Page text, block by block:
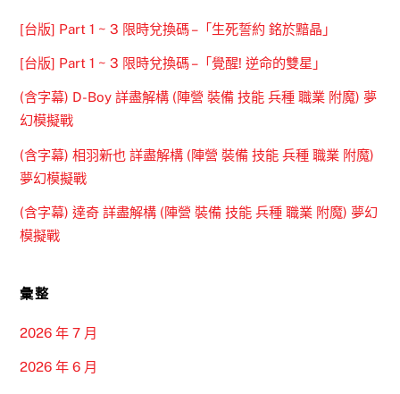
[台版] Part 1 ~ 3 限時兌換碼 –「生死誓約 銘於黯晶」
[台版] Part 1 ~ 3 限時兌換碼 –「覺醒! 逆命的雙星」
(含字幕) D-Boy 詳盡解構 (陣營 裝備 技能 兵種 職業 附魔) 夢
幻模擬戰
(含字幕) 相羽新也 詳盡解構 (陣營 裝備 技能 兵種 職業 附魔)
夢幻模擬戰
(含字幕) 達奇 詳盡解構 (陣營 裝備 技能 兵種 職業 附魔) 夢幻
模擬戰
彙整
2026 年 7 月
2026 年 6 月